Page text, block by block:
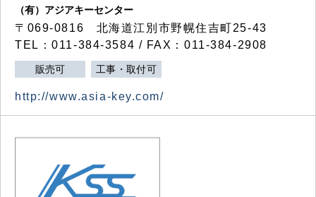
（有）アジアキーセンター
〒069-0816 北海道江別市野幌住吉町25-43
TEL：011-384-3584 / FAX：011-384-2908
販売可 工事・取付可
http://www.asia-key.com/